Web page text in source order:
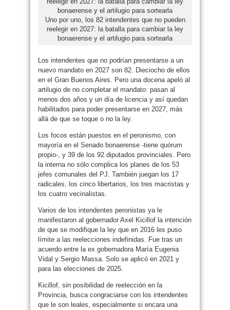
Uno por uno, los 82 intendentes que no pueden
reelegir en 2027: la batalla para cambiar la ley
bonaerense y el artilugio para sortearla
Los intendentes que no podrían presentarse a un
nuevo mandato en 2027 son 82. Dieciocho de ellos
en el Gran Buenos Aires. Pero una docena apeló al
artilugio de no completar el mandato: pasan al
menos dos años y un día de licencia y así quedan
habilitados para poder presentarse en 2027, más
allá de que se toque o no la ley.
Los focos están puestos en el peronismo, con
mayoría en el Senado bonaerense -tiene quórum
propio-, y 39 de los 92 diputados provinciales. Pero
la interna no sólo complica los planes de los 53
jefes comunales del PJ. También juegan los 17
radicales, los cinco libertarios, los tres macristas y
los cuatro vecinalistas.
Varios de los intendentes peronistas ya le
manifestaron al gobernador Axel Kicillof la intención
de que se modifique la ley que en 2016 les puso
límite a las reelecciones indefinidas. Fue tras un
acuerdo entre la ex gobernadora María Eugenia
Vidal y Sergio Massa. Solo se aplicó en 2021 y
para las elecciones de 2025.
Kicillof, sin posibilidad de reelección en la
Provincia, busca congraciarse con los intendentes
que le son leales, especialmente si encara una